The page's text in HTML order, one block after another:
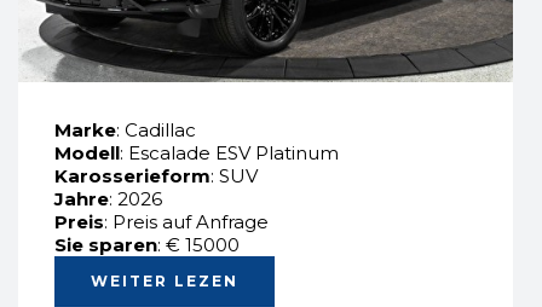
Marke: Cadillac
Modell: Escalade ESV Platinum
Karosserieform: SUV
Jahre: 2026
Preis: Preis auf Anfrage
Sie sparen: € 15000
WEITER LEZEN